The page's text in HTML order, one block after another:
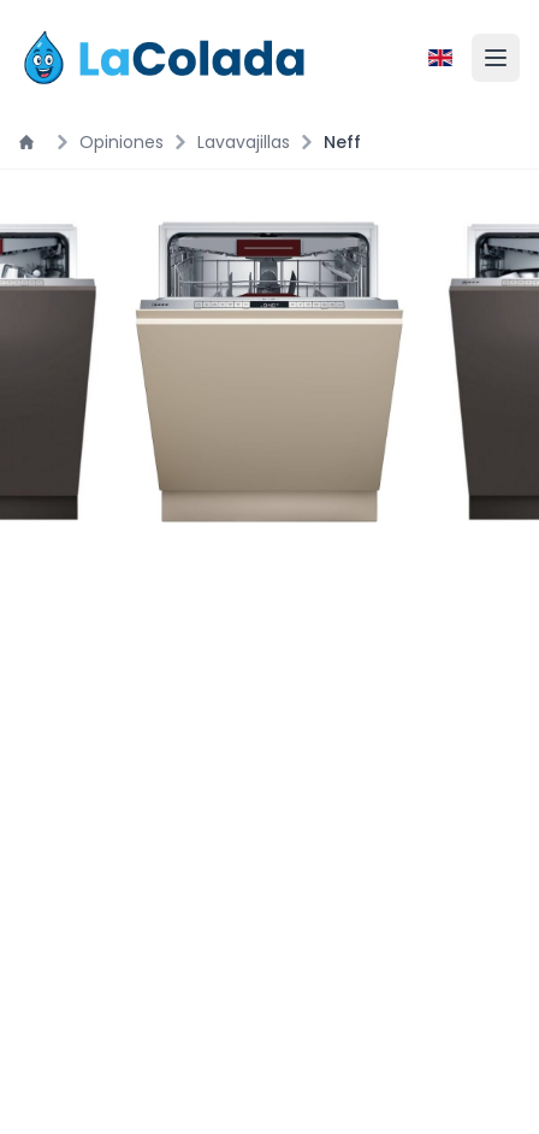
Opiniones Lavavajillas Neff